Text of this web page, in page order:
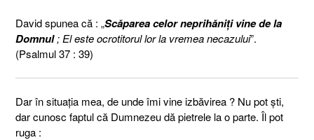
David spunea că : „Scăparea celor neprihăniţi vine de la
Domnul; El este ocrotitorul lor la vremea necazului”.
(Psalmul 37 : 39)
Dar în situaţia mea, de unde îmi vine izbăvirea ? Nu pot şti,
dar cunosc faptul că Dumnezeu dă pietrele la o parte. Îl pot
ruga :